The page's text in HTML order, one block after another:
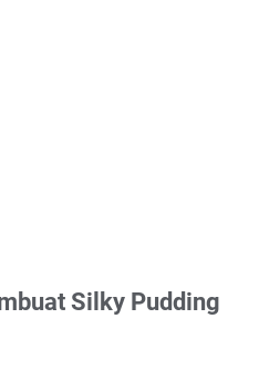
Silky Pudding